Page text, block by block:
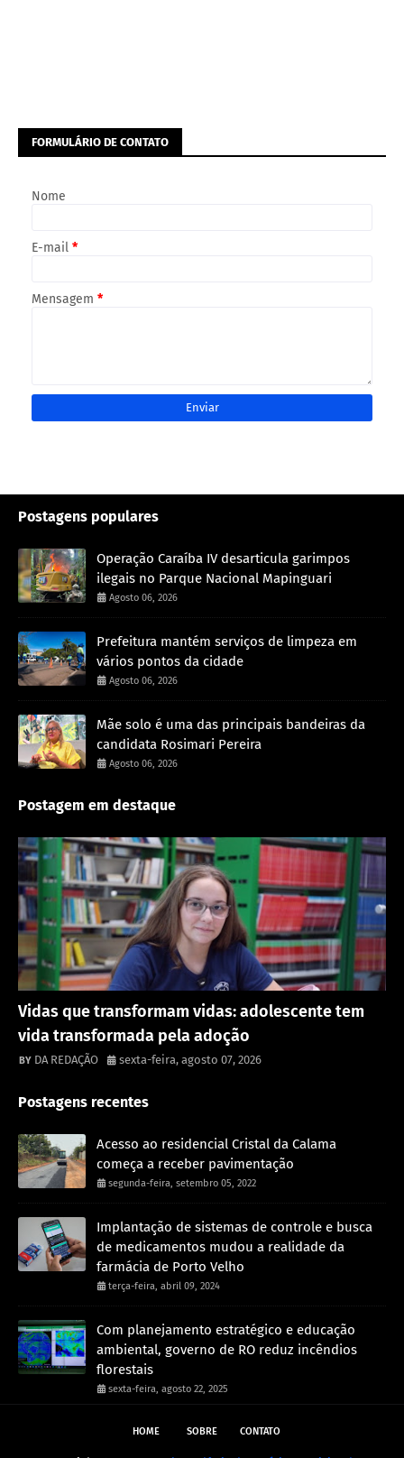
FORMULÁRIO DE CONTATO
Nome
E-mail *
Mensagem *
Postagens populares
Operação Caraíba IV desarticula garimpos
ilegais no Parque Nacional Mapinguari
Agosto 06, 2026
Prefeitura mantém serviços de limpeza em
vários pontos da cidade
Agosto 06, 2026
Mãe solo é uma das principais bandeiras da
candidata Rosimari Pereira
Agosto 06, 2026
Postagem em destaque
Vidas que transformam vidas: adolescente tem
vida transformada pela adoção
DA REDAÇÃO sexta-feira, agosto 07, 2026
Postagens recentes
Acesso ao residencial Cristal da Calama
começa a receber pavimentação
segunda-feira, setembro 05, 2022
Implantação de sistemas de controle e busca
de medicamentos mudou a realidade da
farmácia de Porto Velho
terça-feira, abril 09, 2024
Com planejamento estratégico e educação
ambiental, governo de RO reduz incêndios
florestais
sexta-feira, agosto 22, 2025
HOME SOBRE CONTATO